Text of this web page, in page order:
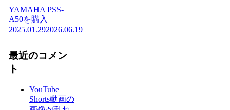
YAMAHA PSS-
A50を購入
2025.01.292026.06.19
最近のコメン
ト
YouTube
Shorts動画の